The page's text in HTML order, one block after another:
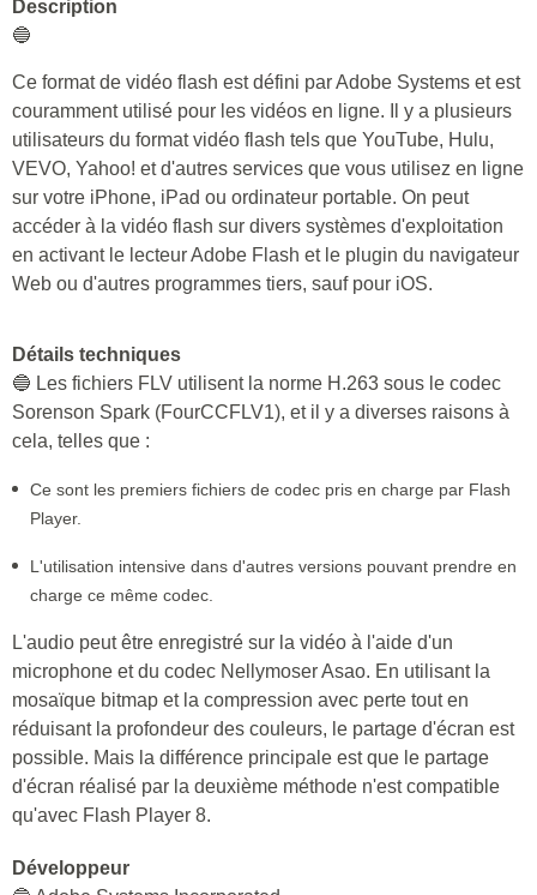
Description
🔵
Ce format de vidéo flash est défini par Adobe Systems et est
couramment utilisé pour les vidéos en ligne. Il y a plusieurs
utilisateurs du format vidéo flash tels que YouTube, Hulu,
VEVO, Yahoo! et d'autres services que vous utilisez en ligne
sur votre iPhone, iPad ou ordinateur portable. On peut
accéder à la vidéo flash sur divers systèmes d'exploitation
en activant le lecteur Adobe Flash et le plugin du navigateur
Web ou d'autres programmes tiers, sauf pour iOS.
Détails techniques
🔵 Les fichiers FLV utilisent la norme H.263 sous le codec
Sorenson Spark (FourCCFLV1), et il y a diverses raisons à
cela, telles que :
Ce sont les premiers fichiers de codec pris en charge par Flash
Player.
L'utilisation intensive dans d'autres versions pouvant prendre en
charge ce même codec.
L'audio peut être enregistré sur la vidéo à l'aide d'un
microphone et du codec Nellymoser Asao. En utilisant la
mosaïque bitmap et la compression avec perte tout en
réduisant la profondeur des couleurs, le partage d'écran est
possible. Mais la différence principale est que le partage
d'écran réalisé par la deuxième méthode n'est compatible
qu'avec Flash Player 8.
Développeur